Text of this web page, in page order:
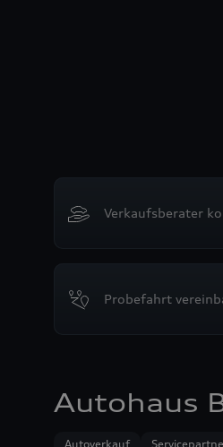
Verkaufsberater
Probefahrt
Autohaus
Autoverkauf